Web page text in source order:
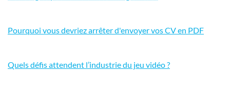
Pourquoi vous devriez arrêter d'envoyer vos CV en PDF
Quels défis attendent l’industrie du jeu vidéo ?